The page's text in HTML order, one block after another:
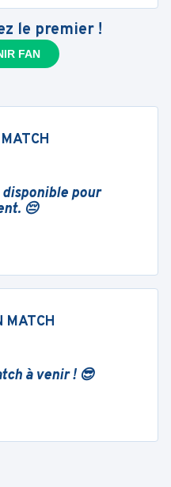
le premier !
FAN
pour
😔
MATCH
à venir ! 😎